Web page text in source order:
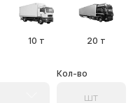
10 т 20 т
Кол-во